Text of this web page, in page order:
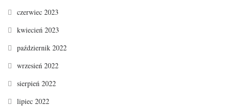
czerwiec 2023
kwiecień 2023
październik 2022
wrzesień 2022
sierpień 2022
lipiec 2022